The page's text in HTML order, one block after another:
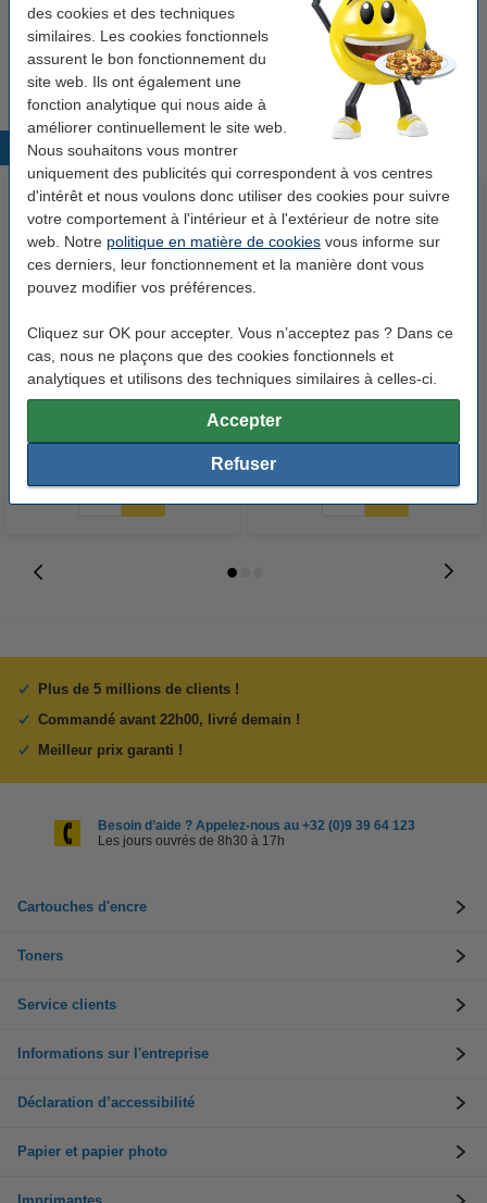
des cookies et des techniques
similaires. Les cookies fonctionnels
assurent le bon fonctionnement du
site web. Ils ont également une
fonction analytique qui nous aide à
améliorer continuellement le site web.
Nous souhaitons vous montrer
uniquement des publicités qui correspondent à vos centres
d'intérêt et nous voulons donc utiliser des cookies pour suivre
votre comportement à l'intérieur et à l'extérieur de notre site
web. Notre politique en matière de cookies vous informe sur
ces derniers, leur fonctionnement et la manière dont vous
pouvez modifier vos préférences.
Cliquez sur OK pour accepter. Vous n’acceptez pas ? Dans ce
cas, nous ne plaçons que des cookies fonctionnels et
analytiques et utilisons des techniques similaires à celles-ci.
Accepter
Refuser
Vous trouverez ici les réponses aux questions fréquemment
posées. Bien entendu, notreservice clients
se fera toujours un
plaisir de vous aider.
Produits populaires
123accu Xtreme Power MN1500
Penlite piles AA 24 pièces
123encre papier d'impression 1
ramette de 500 feuilles A4 - 80
g/m²
Plus de 5 millions de clients !
Commandé avant 22h00, livré demain !
Meilleur prix garanti !
Besoin d’aide ? Appelez-nous au +32 (0)9 39 64 123
Les jours ouvrés de 8h30 à 17h
Cartouches d'encre
Toners
Service clients
Informations sur l'entreprise
Déclaration d’accessibilité
Papier et papier photo